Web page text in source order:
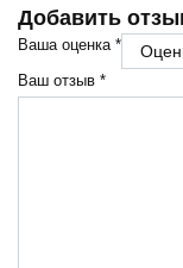
Добавить
Ваша оценка *
Ваш отзыв *